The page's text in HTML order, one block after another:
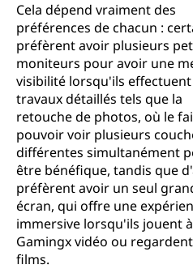
Cela dépend vraiment des
préférences de chacun :
préfèrent avoir plusieurs
moniteurs pour avoir une
visibilité lorsqu'ils effectuent
travaux détaillés tels que la
retouche de photos, où le
pouvoir voir plusieurs
différentes simultanément
être bénéfique, tandis que
préfèrent avoir un seul
écran, qui offre une
immersive lorsqu'ils jouent
Gamingx vidéo ou
films.